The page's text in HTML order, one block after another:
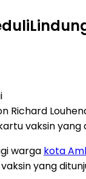
Richard
vaksin
warga kota
yang